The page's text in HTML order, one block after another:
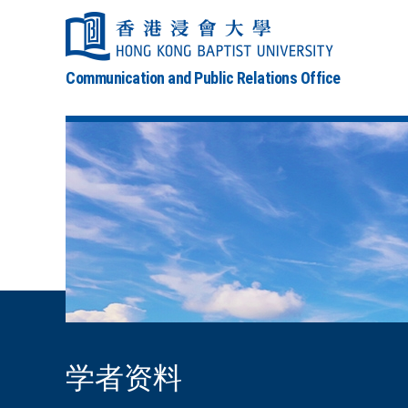
Communication and Public Relations Office
学者资料